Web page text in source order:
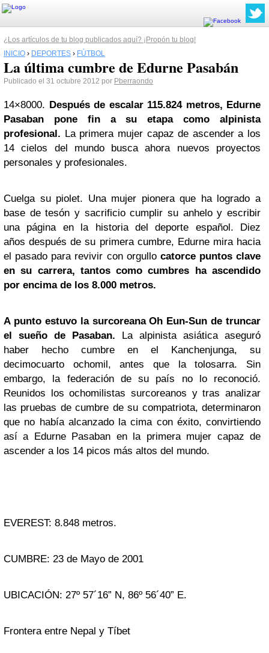
¿Los artículos de tu blog publicados aquí? ¡Propón tu blog!
INICIO › DEPORTES › FÚTBOL
La última cumbre de Edurne Pasabán
Publicado el 31 octubre 2012 por Pberraondo
14×8000. Después de escalar 115.824 metros, Edurne
Pasaban pone fin a su etapa como alpinista
profesional. La primera mujer capaz de ascender a los
14 cielos del mundo busca ahora nuevos proyectos
personales y profesionales.
Cuelga su piolet. Una mujer pionera que ha logrado a
base de tesón y sacrificio cumplir su anhelo y escribir
una página en la historia del deporte español. Diez
años después de su primera cumbre, Edurne mira hacia
el pasado para revivir con orgullo catorce puntos clave
en su carrera, tantos como cumbres ha ascendido
por encima de los 8.000 metros.
A punto estuvo la surcoreana Oh Eun-Sun de truncar
el sueño de Pasaban. La alpinista asiática aseguró
haber hecho cumbre en el Kanchenjunga, su
decimocuarto ochomil, antes que la tolosarra. Sin
embargo, la federación de su país no lo reconoció.
Reunidos los ochomilistas surcoreanos y tras analizar
las pruebas de cumbre de su compatriota, determinaron
que no había alcanzado la cima con éxito, convirtiendo
así a Edurne Pasaban en la primera mujer capaz de
ascender a los 14 picos más altos del mundo.
EVEREST: 8.848 metros.
CUMBRE: 23 de Mayo de 2001
UBICACIÓN: 27º 57´16” N, 86º 56´40” E.
Frontera entre Nepal y Tíbet